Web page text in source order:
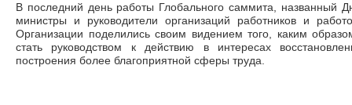
В последний день работы Глобального саммита, названный
министры и руководители организаций работников и
Организации поделились своим видением того, каким
стать руководством к действию в интересах
построения более благоприятной сферы труда.